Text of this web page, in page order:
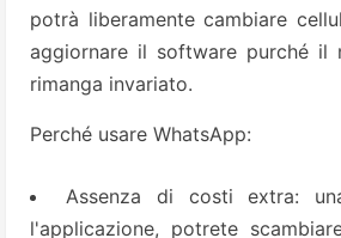
potrà liberamente cambiare
aggiornare il software purché il
rimanga invariato.
Perché usare WhatsApp:
Assenza di costi extra:
l'applicazione, potrete